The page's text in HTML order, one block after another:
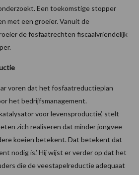
Een toekomstige stopper
met een groeier. Vanuit de
de fosfaatrechten fiscaalvriendelijk
voren dat het fosfaatreductieplan
het bedrijfsmanagement.
voor levensproductie’, stelt
zich realiseren dat minder jongvee
koeien betekent. Dat betekent dat
nodig is.’ Hij wijst er verder op dat het
die de veestapelreductie adequaat